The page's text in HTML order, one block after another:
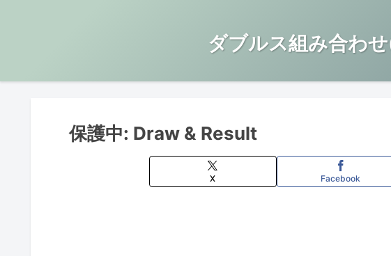
ダブルス組み合わ
保護中: Draw & Result
X Facebook